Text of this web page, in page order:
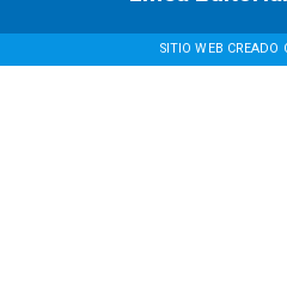
SITIO WEB CREADO